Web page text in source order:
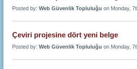
Posted by: Web Güvenlik Topluluğu on Monday,
Çeviri projesine dört yeni belge
Posted by: Web Güvenlik Topluluğu on Monday,